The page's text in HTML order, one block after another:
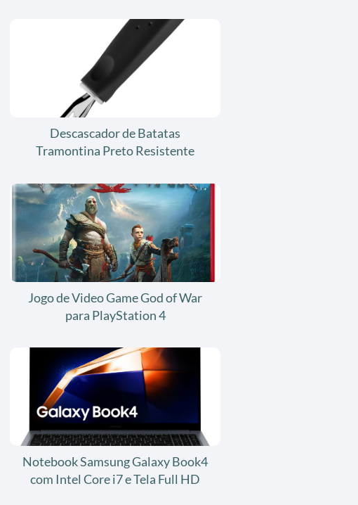
Descascador de Batatas
Tramontina Preto Resistente
Jogo de Video Game God of War
para PlayStation 4
Notebook Samsung Galaxy Book4
com Intel Core i7 e Tela Full HD